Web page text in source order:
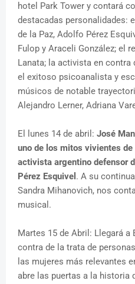
hotel Park Tower y contará
destacadas personalidades:
de la Paz, Adolfo Pérez
Fulop y Araceli González; el
Lanata; la activista en contra
el exitoso psicoanalista y
músicos de notable
Alejandro Lerner, Adriana
El lunes 14 de abril: José
uno de los mitos vivientes
activista argentino defensor
Pérez Esquivel . A su
Sandra Mihanovich, nos
musical.
Martes 15 de Abril: Llegará
contra de la trata de
las mujeres más relevantes
abre las puertas a la historia